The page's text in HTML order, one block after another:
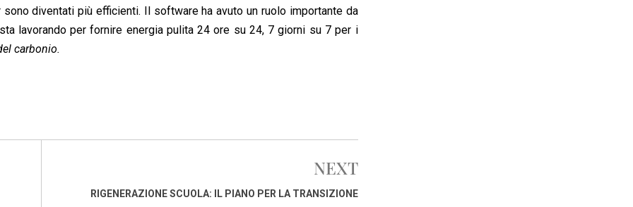
sono diventati più efficienti. Il software ha avuto un ruolo importante da
lavorando per fornire energia pulita 24 ore su 24, 7 giorni su 7 per i
carbonio.
NEXT
RIGENERAZIONE SCUOLA: IL PIANO PER LA TRANSIZIONE